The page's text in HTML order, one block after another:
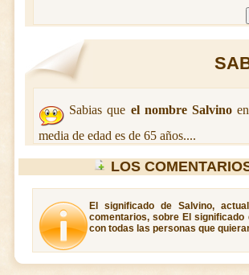
Sabias que el nombre Salvino
media de edad es de 65 años....
LOS
El significado de Salvino,
comentarios, sobre El
con todas las personas que